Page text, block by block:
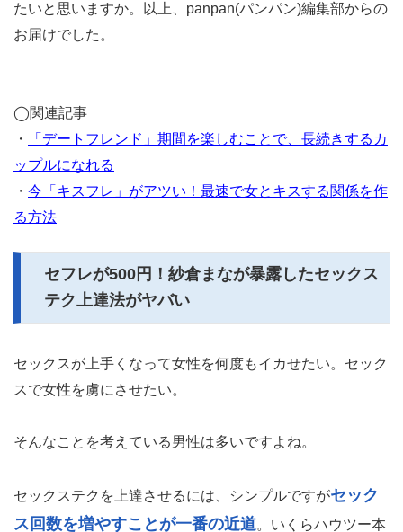
たいと思いますか。以上、panpan(パンパン)編集部からの
お届けでした。
◯関連記事
・
「デートフレンド」期間を楽しむことで、長続きするカ
ップルになれる
・ 今「キスフレ」がアツい！最速で女とキスする関係を作
る方法
セフレが500円！紗倉まなが暴露したセックス
テク上達法がヤバい
セックスが上手くなって女性を何度もイカせたい。セック
スで女性を虜にさせたい。
そんなことを考えている男性は多いですよね。
セックステクを上達させるには、シンプルですがセック
ス回数を増やすことが一番の近道。いくらハウツー本